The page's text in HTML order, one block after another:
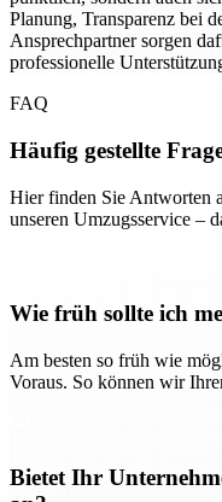
Planung, Transparenz bei
Ansprechpartner sorgen
professionelle
FAQ
Häufig gestellte
Hier finden Sie Antworten
unseren Umzugsservice –
Wie früh sollte ich
Am besten so früh wie
Voraus. So können wir
Bietet Ihr